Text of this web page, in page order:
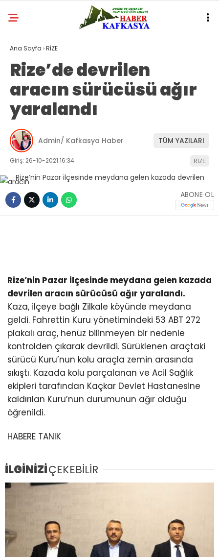
Ana Sayfa ›RİZE
Rize’de devrilen
aracın sürücüsü ağır
yaralandı
Admin/ Kafkasya Haber TÜM YAZILARI
Giriş: 26-10-2021 16:34 RİZE
ABONE OL
Rize’nin Pazar ilçesinde meydana gelen kazada
devrilen aracın sürücüsü ağır yaralandı.
Kaza, ilçeye bağlı Zilkale köyünde meydana
geldi. Fahrettin Kuru yönetimindeki 53 ABT 272
plakalı araç, henüz bilinmeyen bir nedenle
kontrolden çıkarak devrildi. Sürüklenen araçtaki
sürücü Kuru’nun kolu araçla zemin arasında
sıkıştı. Kazada kolu parçalanan ve Acil Sağlık
ekipleri tarafından Kaçkar Devlet Hastanesine
kaldırılan Kuru’nun durumunun ağır olduğu
öğrenildi.
HABERE TANIK
İLGİNİZİÇEKEBİLİR